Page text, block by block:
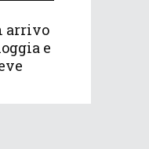
arrivo
e